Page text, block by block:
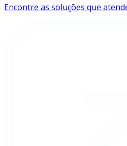
Encontre as soluções que